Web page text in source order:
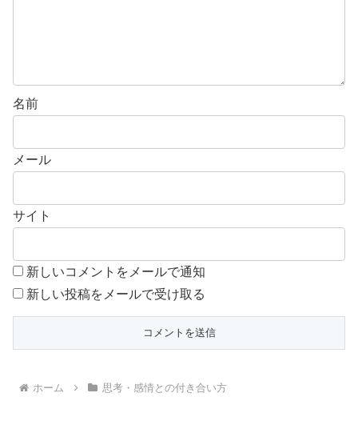
名前
メール
サイト
新しいコメントをメールで通知
新しい投稿をメールで受け取る
ホーム 思考・感情との付き合い方